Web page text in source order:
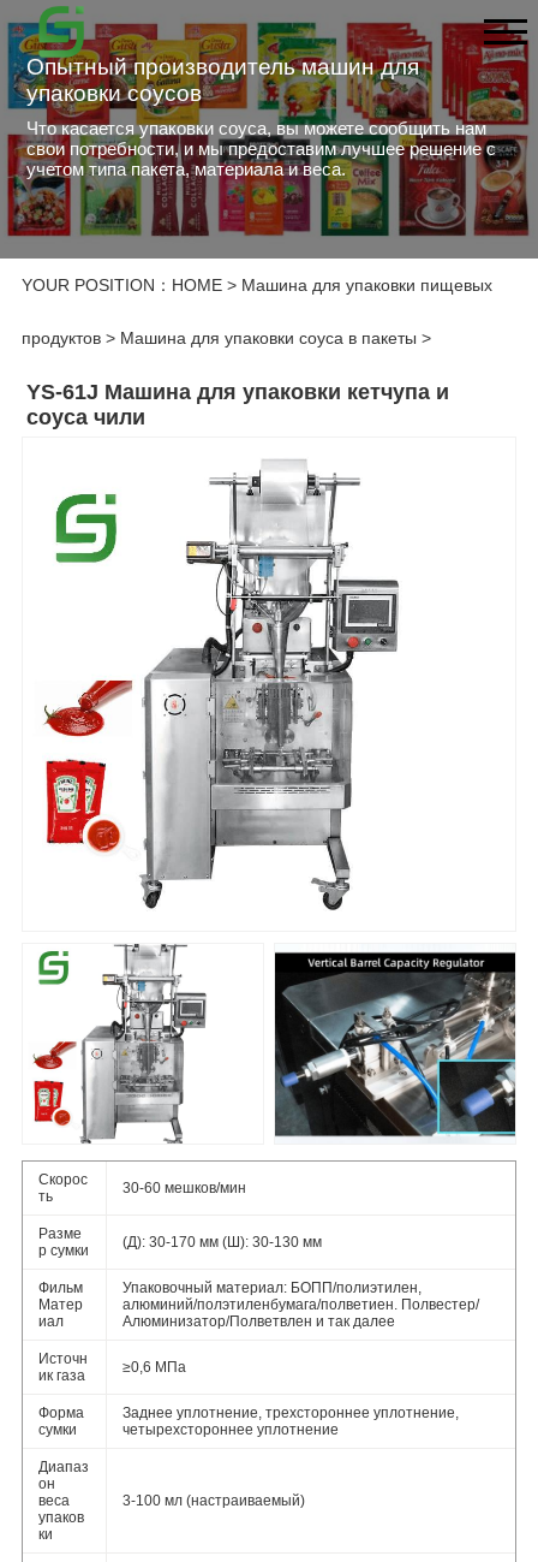
Опытный производитель машин для
упаковки соусов
Что касается упаковки соуса, вы можете сообщить нам
свои потребности, и мы предоставим лучшее решение с
учетом типа пакета, материала и веса.
YOUR POSITION： HOME> Машина для упаковки пищевых
продуктов> Машина для упаковки соуса в пакеты >
YS-61J Машина для упаковки кетчупа и
соуса чили
Скорос
ть
30-60 мешков/мин
Разме
р сумки
(Д): 30-170 мм (Ш): 30-130 мм
Фильм
Матер
иал
Упаковочный материал: БОПП/полиэтилен,
алюминий/полэтиленбумага/полветиен. Полвестер/
Алюминизатор/Полветвлен и так далее
Источн
ик газа
≥0,6 МПа
Форма
сумки
Заднее уплотнение, трехстороннее уплотнение,
четырехстороннее уплотнение
Диапаз
он
веса
упаков
ки
3-100 мл (настраиваемый)